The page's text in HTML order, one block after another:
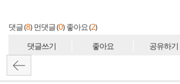
댓글 (8) 먼댓글 (0) 좋아요 (2)
댓글쓰기 좋아요 공유하기